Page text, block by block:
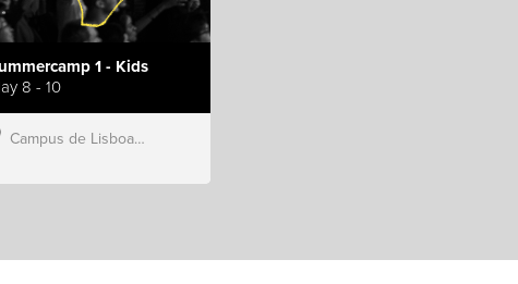
1 - Kids
8 - 10
Campus de Lisboa, Hillsong Portugal